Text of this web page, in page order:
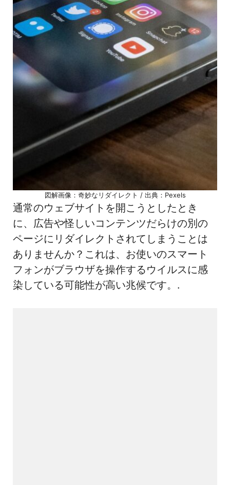
図解画像：奇妙なリダイレクト / 出典：Pexels
通常のウェブサイトを開こうとしたとき
に、広告や怪しいコンテンツだらけの別の
ページにリダイレクトされてしまうことは
ありませんか？これは、お使いのスマート
フォンがブラウザを操作するウイルスに感
染している可能性が高い兆候です。.